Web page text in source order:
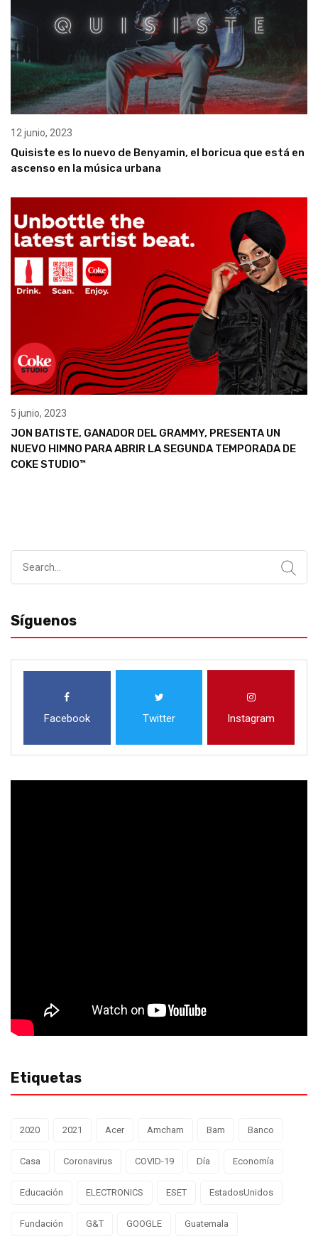
12 junio, 2023
Quisiste es lo nuevo de Benyamin, el boricua que está en
ascenso en la música urbana
5 junio, 2023
JON BATISTE, GANADOR DEL GRAMMY, PRESENTA UN
NUEVO HIMNO PARA ABRIR LA SEGUNDA TEMPORADA DE
COKE STUDIO™
Síguenos
Facebook Twitter Instagram
Etiquetas
2020 2021 Acer Amcham Bam Banco
Casa Coronavirus COVID-19 Día Economía
Educación ELECTRONICS ESET EstadosUnidos
Fundación G&T GOOGLE Guatemala